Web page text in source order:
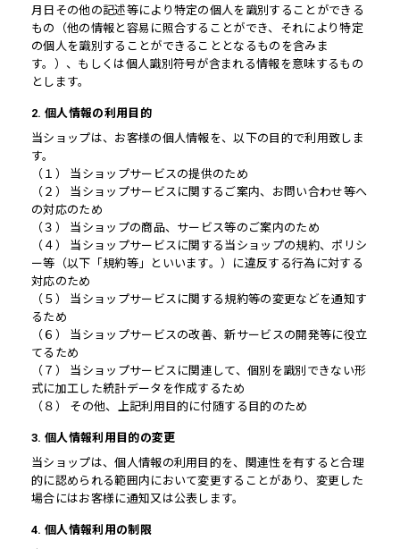
月日その他の記述等により特定の個人を識別することができる
もの（他の情報と容易に照合することができ、それにより特定
の個人を識別することができることとなるものを含みま
す。）、もしくは個人識別符号が含まれる情報を意味するもの
とします。
2. 個人情報の利用目的
当ショップは、お客様の個人情報を、以下の目的で利用致しま
す。
（１） 当ショップサービスの提供のため
（２） 当ショップサービスに関するご案内、お問い合わせ等へ
の対応のため
（３） 当ショップの商品、サービス等のご案内のため
（４） 当ショップサービスに関する当ショップの規約、ポリシ
ー等（以下「規約等」といいます。）に違反する行為に対する
対応のため
（５） 当ショップサービスに関する規約等の変更などを通知す
るため
（６） 当ショップサービスの改善、新サービスの開発等に役立
てるため
（７） 当ショップサービスに関連して、個別を識別できない形
式に加工した統計データを作成するため
（８） その他、上記利用目的に付随する目的のため
3. 個人情報利用目的の変更
当ショップは、個人情報の利用目的を、関連性を有すると合理
的に認められる範囲内において変更することがあり、変更した
場合にはお客様に通知又は公表します。
4. 個人情報利用の制限